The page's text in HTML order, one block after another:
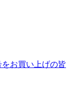
をお買い上げの皆